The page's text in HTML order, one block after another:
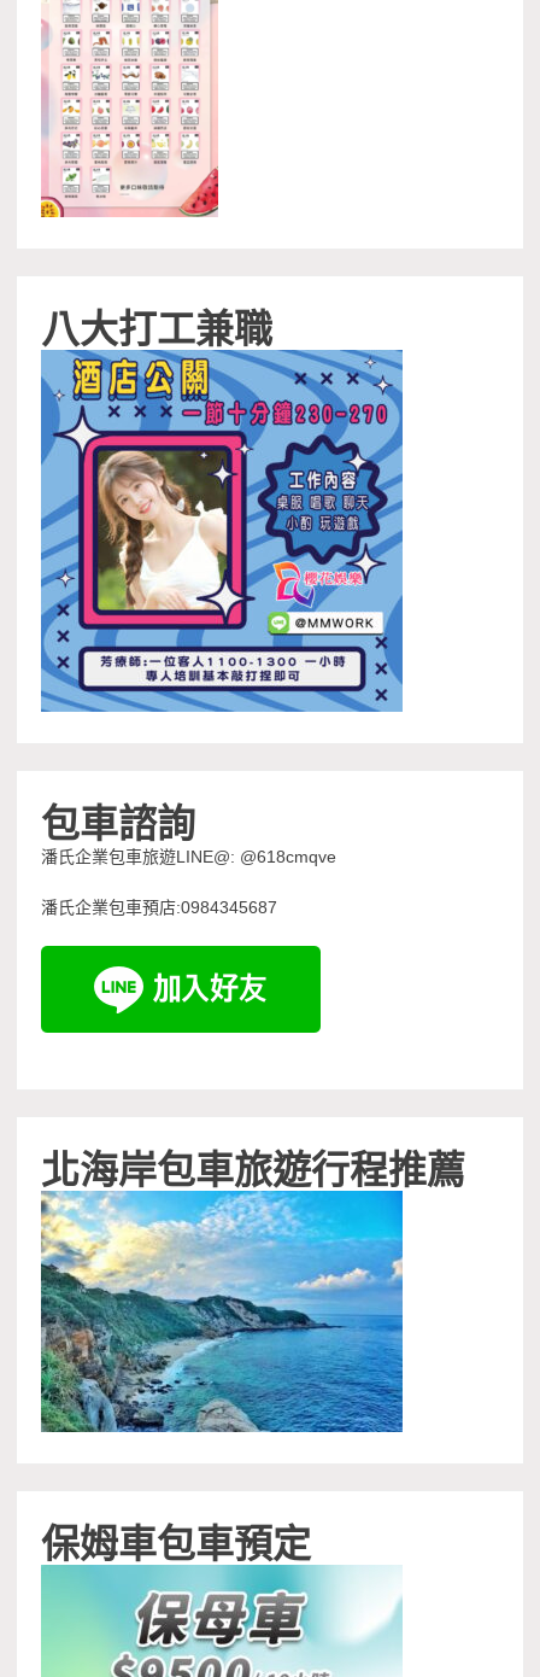
八大打工兼職
包車諮詢
潘氏企業包車旅遊LINE@: @618cmqve
潘氏企業包車預店:0984345687
北海岸包車旅遊行程推薦
保姆車包車預定